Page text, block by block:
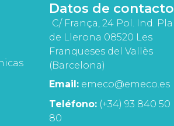
Datos de contacto
C/ França, 24 Pol. Ind. Pla
de Llerona 08520 Les
Franqueses del Vallès
(Barcelona)
Email: emeco@emeco.es
Teléfono: (+34) 93 840 50
80